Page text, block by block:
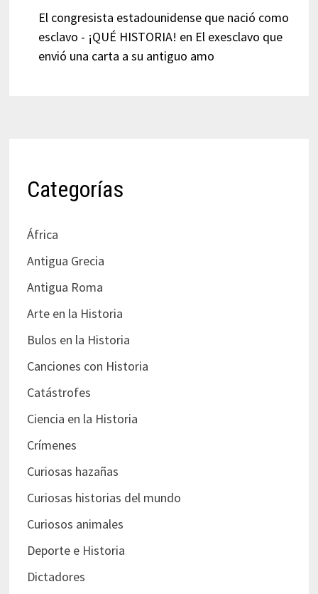
El congresista estadounidense que nació como
esclavo - ¡QUÉ HISTORIA! en El exesclavo que
envió una carta a su antiguo amo
Categorías
África
Antigua Grecia
Antigua Roma
Arte en la Historia
Bulos en la Historia
Canciones con Historia
Catástrofes
Ciencia en la Historia
Crímenes
Curiosas hazañas
Curiosas historias del mundo
Curiosos animales
Deporte e Historia
Dictadores